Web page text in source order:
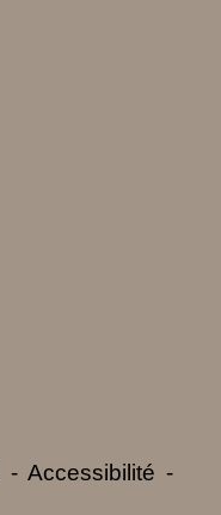
- Accessibilité -